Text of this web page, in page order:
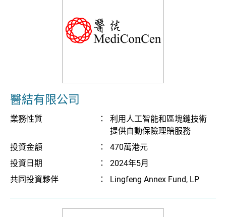
醫結有限公司
業務性質 ：
利用人工智能和區塊鏈技術
提供自動保險理賠服務
投資金額
：
470萬港元
投資日期
：
2024年5月
共同投資夥伴
： Lingfeng Annex Fund, LP